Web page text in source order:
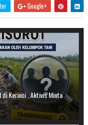
Google+
di Kerinci , Aktivis Minta